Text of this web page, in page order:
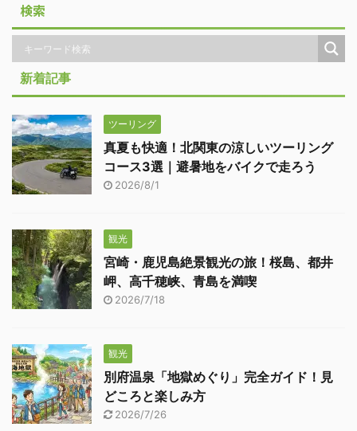
検索
新着記事
ツーリング
真夏も快適！北関東の涼しいツーリング
コース3選｜避暑地をバイクで走ろう
2026/8/1
観光
宮崎・鹿児島絶景観光の旅！桜島、都井
岬、高千穂峡、青島を満喫
2026/7/18
観光
別府温泉「地獄めぐり」完全ガイド！見
どころと楽しみ方
2026/7/26